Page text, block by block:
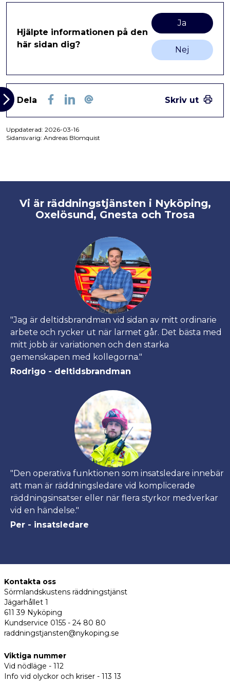
Hjälpte informationen på den
här sidan dig?
Ja
Nej
Dela
Skriv ut
Uppdaterad: 2026-03-16
Sidansvarig: Andreas Blomquist
Vi är räddningstjänsten i Nyköping,
Oxelösund, Gnesta och Trosa
"Jag är deltidsbrandman vid sidan av mitt ordinarie
arbete och rycker ut när larmet går. Det bästa med
mitt jobb är variationen och den starka
gemenskapen med kollegorna."
Rodrigo - deltidsbrandman
"Den operativa funktionen som insatsledare innebär
att man är räddningsledare vid komplicerade
räddningsinsatser eller när flera styrkor medverkar
vid en händelse."
Per - insatsledare
Kontakta oss
Sörmlandskustens räddningstjänst
Jägarhållet 1
611 39 Nyköping
Kundservice 0155 - 24 80 80
raddningstjansten@nykoping.se
Viktiga nummer
Vid nödläge - 112
Info vid olyckor och kriser - 113 13